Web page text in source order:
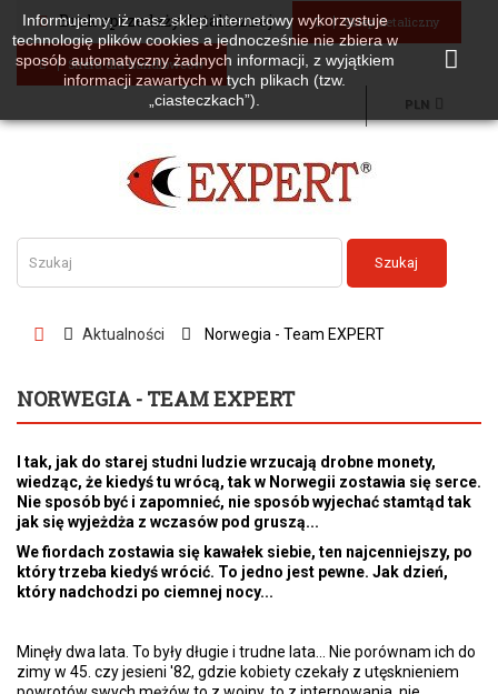
Brak sprzedaży detalicznej Sklep detaliczny
Strefa dla handlowców
PLN
Szukaj
Aktualności Norwegia - Team EXPERT
NORWEGIA - TEAM EXPERT
I tak, jak do starej studni ludzie wrzucają drobne monety,
wiedząc, że kiedyś tu wrócą, tak w Norwegii zostawia się serce.
Nie sposób być i zapomnieć, nie sposób wyjechać stamtąd tak
jak się wyjeżdża z wczasów pod gruszą...
We fiordach zostawia się kawałek siebie, ten najcenniejszy, po
który trzeba kiedyś wrócić. To jedno jest pewne. Jak dzień,
który nadchodzi po ciemnej nocy...
Minęły dwa lata. To były długie i trudne lata... Nie porównam ich do
zimy w 45. czy jesieni '82, gdzie kobiety czekały z utęsknieniem
Informujemy, iż nasz sklep internetowy wykorzystuje
technologię plików cookies a jednocześnie nie zbiera w
sposób automatyczny żadnych informacji, z wyjątkiem
informacji zawartych w tych plikach (tzw.
„ciasteczkach”).